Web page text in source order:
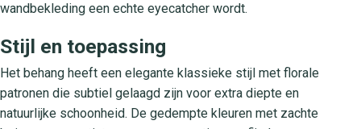
wandbekleding een echte eyecatcher wordt.
Stijl en toepassing
Het behang heeft een elegante klassieke stijl met florale
patronen die subtiel gelaagd zijn voor extra diepte en
natuurlijke schoonheid. De gedempte kleuren met zachte